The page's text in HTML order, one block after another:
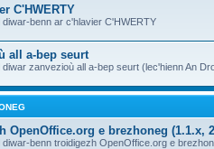
C'HWERTY
diwar-benn ar c'hlavier C'HWERTY
all a-bep seurt
diwar zanvezioù all a-bep seurt (lec'hienn An
OpenOffice.org e brezhoneg (1.1.x,
diwar-benn troidigezh OpenOffice.org e